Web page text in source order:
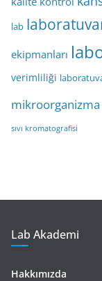
lab
ekipmanları
verimliliği
mikroorganizma
sıvı kromatografisi
Lab Akademi
Hakkımızda